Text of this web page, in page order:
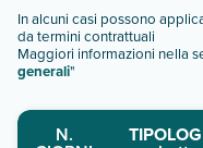
In alcuni casi possono
da termini contrattuali
Maggiori informazioni nella
generali"
N.